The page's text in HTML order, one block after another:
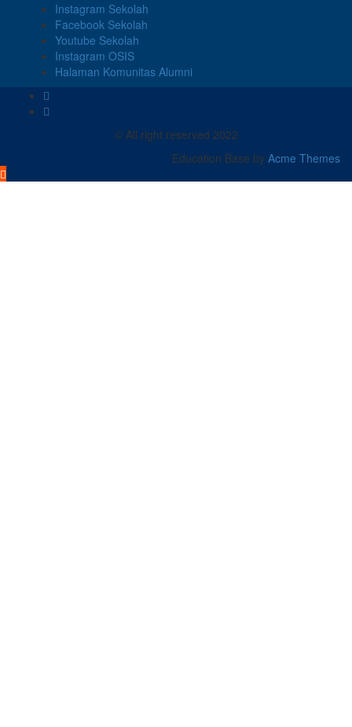
Instagram Sekolah
Facebook Sekolah
Youtube Sekolah
Instagram OSIS
Halaman Komunitas Alumni
© All right reserved 2022
Education Base by Acme Themes